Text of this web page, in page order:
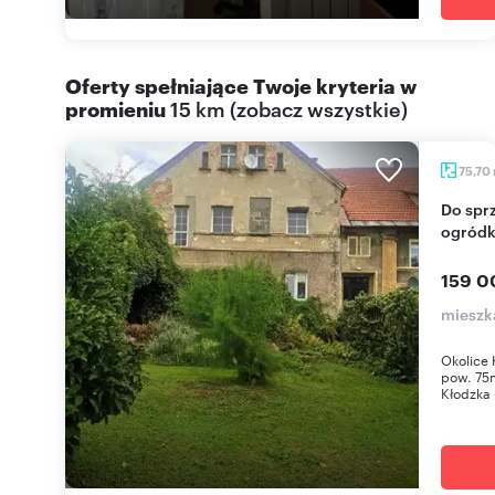
Oferty spełniające Twoje kryteria w
promieniu15 km (zobacz wszystkie)
75,70
Do sprzedania przestronne mieszkanie 75 m² z
159
Okolice
pow.